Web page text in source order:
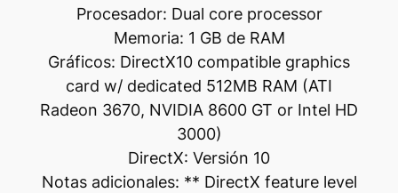
Procesador: Dual core processor
Memoria: 1 GB de RAM
Gráficos: DirectX10 compatible graphics
card w/ dedicated 512MB RAM (ATI
Radeon 3670, NVIDIA 8600 GT or Intel HD
3000)
DirectX: Versión 10
Notas adicionales: ** DirectX feature level